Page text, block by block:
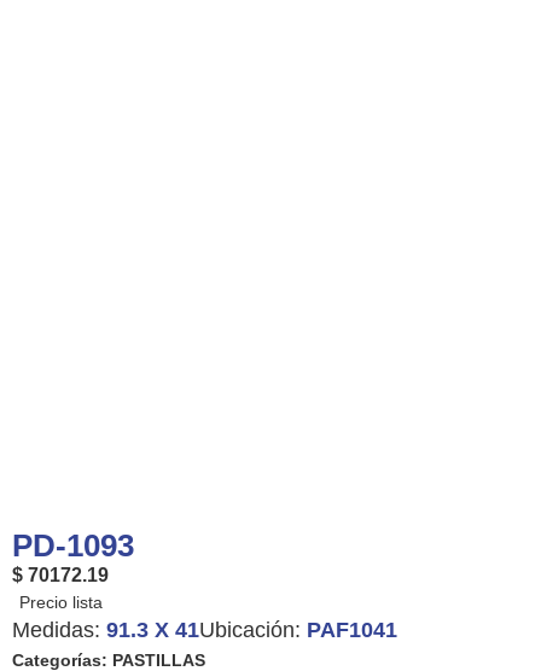
PD-1093
$ 70172.19
Medidas: 91.3 X 41Ubicación: PAF1041
Categorías: PASTILLAS